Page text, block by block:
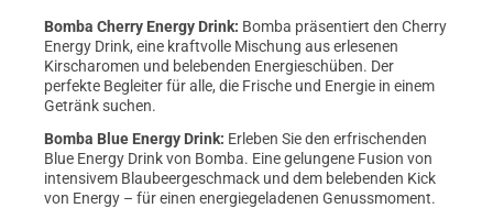
Bomba Cherry Energy Drink: Bomba präsentiert den Cherry
Energy Drink, eine kraftvolle Mischung aus erlesenen
Kirscharomen und belebenden Energieschüben. Der
perfekte Begleiter für alle, die Frische und Energie in einem
Getränk suchen.
Bomba Blue Energy Drink: Erleben Sie den erfrischenden
Blue Energy Drink von Bomba. Eine gelungene Fusion von
intensivem Blaubeergeschmack und dem belebenden Kick
von Energy – für einen energiegeladenen Genussmoment.